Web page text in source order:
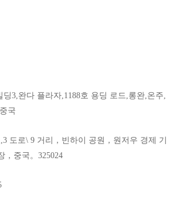
딩3,완다 플라자,1188호 용딩 로드,롱완,온주,
국
도로\ 9 거리，빈하이 공원，원저우 경제 기
，중국。325024